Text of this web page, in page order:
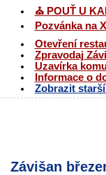
⛪ POUŤ U
Pozvánka na
Otevření
Zpravodaj
Uzavírka
Informace o
Zobrazit
Závišan